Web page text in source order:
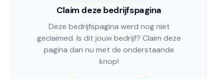
Claim deze bedrijfspagina
Deze bedrijfspagina werd nog niet
geclaimed. Is dit jouw bedrijf? Claim deze
pagina dan nu met de onderstaande
knop!